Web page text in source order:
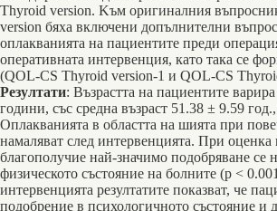
Thyroid version. Kъм оригиналния
version бяха включени допълнителни
оплакванията на пациентите преди
оперативната интервенция, като така се
(QOL-CS Thyroid version-1 и QOL-CS
Резултати: Възрастта на пациентите
години, със средна възраст 51.38 ± 9.59
Оплакванията в областта на шията при
намаляват след интервенцията. При оценка
благополучие най-значимо подобряване се
физическото състояние на болните (p <
интервенцията резултатите показват, че
подобрение в психологичното състояние и